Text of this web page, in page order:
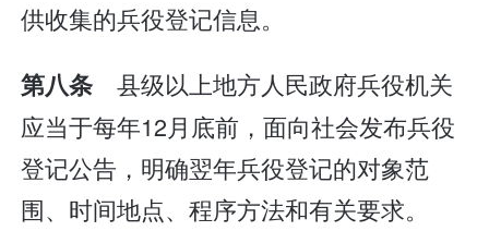
供收集的兵役登记信息。
第八条县级以上地方人民政府兵役机关
应当于每年12月底前，面向社会发布兵役
登记公告，明确翌年兵役登记的对象范
围、时间地点、程序方法和有关要求。